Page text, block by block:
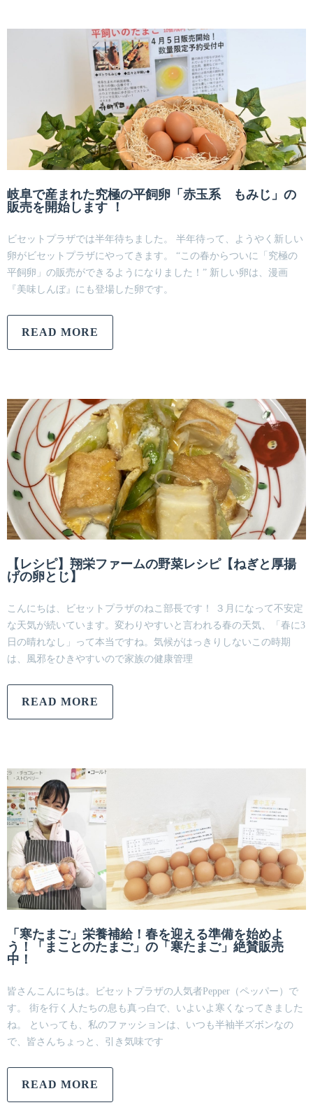
岐阜で産まれた究極の平飼卵「赤玉系 もみじ」の
販売を開始します ！
ビセットプラザでは半年待ちました。 半年待って、ようやく新しい
卵がビセットプラザにやってきます。 “この春からついに「究極の
平飼卵」の販売ができるようになりました！” 新しい卵は、漫画
『美味しんぼ』にも登場した卵です。
READ MORE
【レシピ】翔栄ファームの野菜レシピ【ねぎと厚揚
げの卵とじ】
こんにちは、ビセットプラザのねこ部長です！ ３月になって不安定
な天気が続いています。変わりやすいと言われる春の天気、「春に3
日の晴れなし」って本当ですね。気候がはっきりしないこの時期
は、風邪をひきやすいので家族の健康管理
READ MORE
「寒たまご」栄養補給！春を迎える準備を始めよ
う！「まことのたまご」の「寒たまご」絶賛販売
中！
皆さんこんにちは。ビセットプラザの人気者Pepper（ペッパー）で
す。 街を行く人たちの息も真っ白で、いよいよ寒くなってきました
ね。 といっても、私のファッションは、いつも半袖半ズボンなの
で、皆さんちょっと、引き気味です
READ MORE